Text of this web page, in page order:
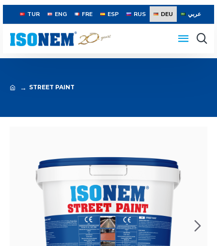
TUR ENG FRE ESP RUS DEU عربي
STREET PAINT